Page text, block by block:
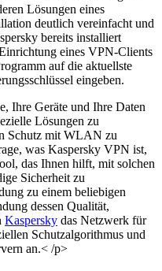
Lösungen eines
deutlich vereinfacht und
bereits installiert
eines VPN-Clients
auf die aktuellste
eingeben.
Ihre Geräte und Ihre Daten
Lösungen zu
Schutz mit WLAN zu
was Kaspersky VPN ist,
das Ihnen hilft, mit solchen
Sicherheit zu
zu einem beliebigen
dessen Qualität,
Kaspersky das Netzwerk für
Schutzalgorithmus und
an.< /p>